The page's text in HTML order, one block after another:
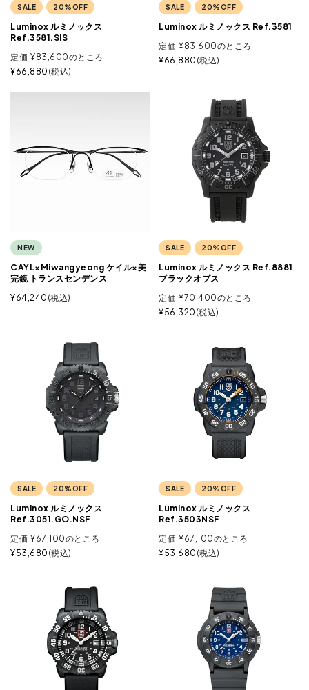
SALE 20%OFF
Luminox ルミノックス
Ref.3581.SIS
定価 ¥83,600のところ
¥66,880 税込
SALE 20%OFF
Luminox ルミノックス Ref.3581
定価 ¥83,600のところ
¥66,880 税込
NEW
CAYL×Miwangyeong ケイル×美
完鏡 トランスセンデンス
¥64,240 税込
SALE 20%OFF
Luminox ルミノックス Ref.8881
ブラックオプス
定価 ¥70,400のところ
¥56,320 税込
SALE 20%OFF
Luminox ルミノックス
Ref.3051.GO.NSF
定価 ¥67,100のところ
¥53,680 税込
SALE 20%OFF
Luminox ルミノックス
Ref.3503NSF
定価 ¥67,100のところ
¥53,680 税込